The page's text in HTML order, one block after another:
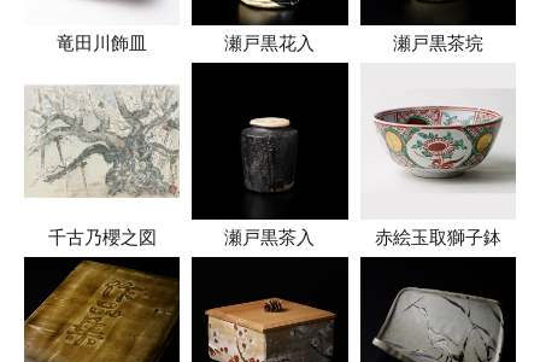
竜田川飾皿 瀬戸黒花入 瀬戸黒茶垸
千古乃櫻之図 瀬戸黒茶入 赤絵玉取獅子鉢